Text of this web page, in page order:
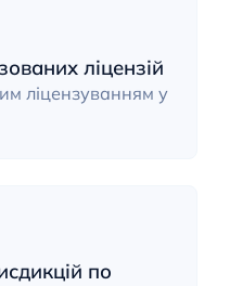
ліцензій
ліцензуванням у
по